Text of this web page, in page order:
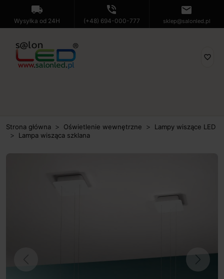
local_shipping
Wysyłka od 24H
phone_in_talk
(+48) 694-000-777
mail
sklep@salonled.pl
favorite_border
Strona główna Oświetlenie wewnętrzne
Lampy wiszące LED
Lampa wisząca szklana
Next